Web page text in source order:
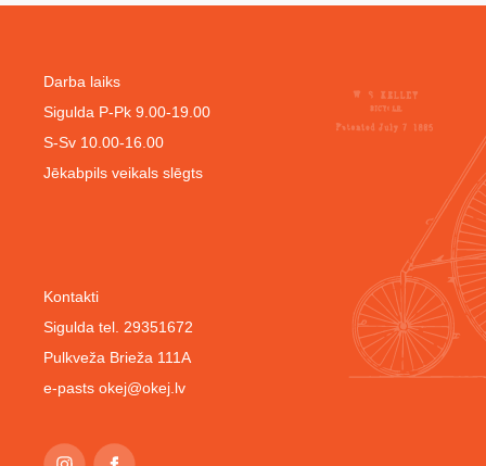
Kontakti
Sigulda tel. 29351672
Pulkveža Brieža 111A
e-pasts okej@okej.lv
Darba laiks
Sigulda P-Pk 9.00-19.00
S-Sv 10.00-16.00
Jēkabpils veikals slēgts